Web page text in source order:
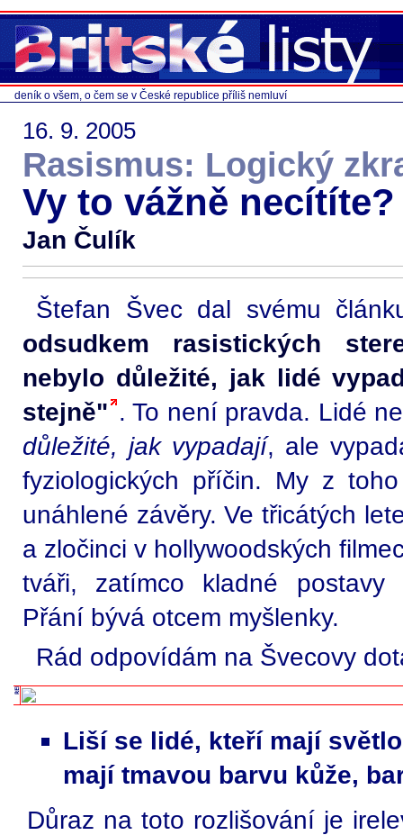
deník o všem, o čem se v České republice příliš nemluví
16. 9. 2005
Rasismus: Logický
Vy to vážně necítíte?
Jan Čulík
Štefan Švec dal svému
odsudkem rasistických
nebylo důležité, jak lidé
stejně" . To není pravda. Lidé
důležité, jak vypadají, ale
fyziologických příčin. My z
unáhlené závěry. Ve třicátých
a zločinci v hollywoodských
tváři, zatímco kladné postavy
Přání bývá otcem myšlenky.
Rád odpovídám na Švecovy
Liší se lidé, kteří mají
mají tmavou barvu kůže,
Důraz na toto rozlišování je